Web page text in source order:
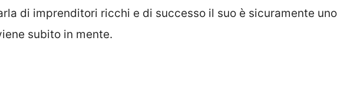
di imprenditori ricchi e di successo il suo è sicuramente uno
subito in mente.